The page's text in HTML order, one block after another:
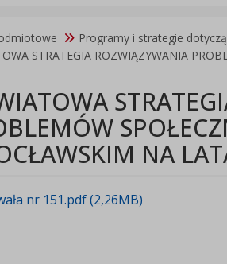
Programy i strategie
STRATEGIA ROZWIĄZYWANIA
NA
nr 151.pdf (2,26MB)